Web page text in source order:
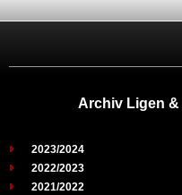
Archiv Ligen
2023/2024
2022/2023
2021/2022